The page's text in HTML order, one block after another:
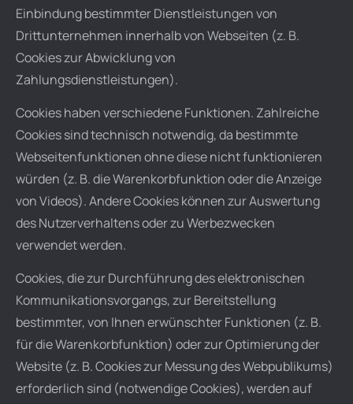
Einbindung bestimmter Dienstleistungen von
Drittunternehmen innerhalb von Webseiten (z. B.
Cookies zur Abwicklung von
Zahlungsdienstleistungen).
Cookies haben verschiedene Funktionen. Zahlreiche
Cookies sind technisch notwendig, da bestimmte
Webseitenfunktionen ohne diese nicht funktionieren
würden (z. B. die Warenkorbfunktion oder die Anzeige
von Videos). Andere Cookies können zur Auswertung
des Nutzerverhaltens oder zu Werbezwecken
verwendet werden.
Cookies, die zur Durchführung des elektronischen
Kommunikationsvorgangs, zur Bereitstellung
bestimmter, von Ihnen erwünschter Funktionen (z. B.
für die Warenkorbfunktion) oder zur Optimierung der
Website (z. B. Cookies zur Messung des Webpublikums)
erforderlich sind (notwendige Cookies), werden auf